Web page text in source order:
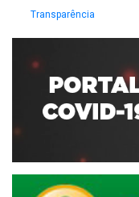
Transparência